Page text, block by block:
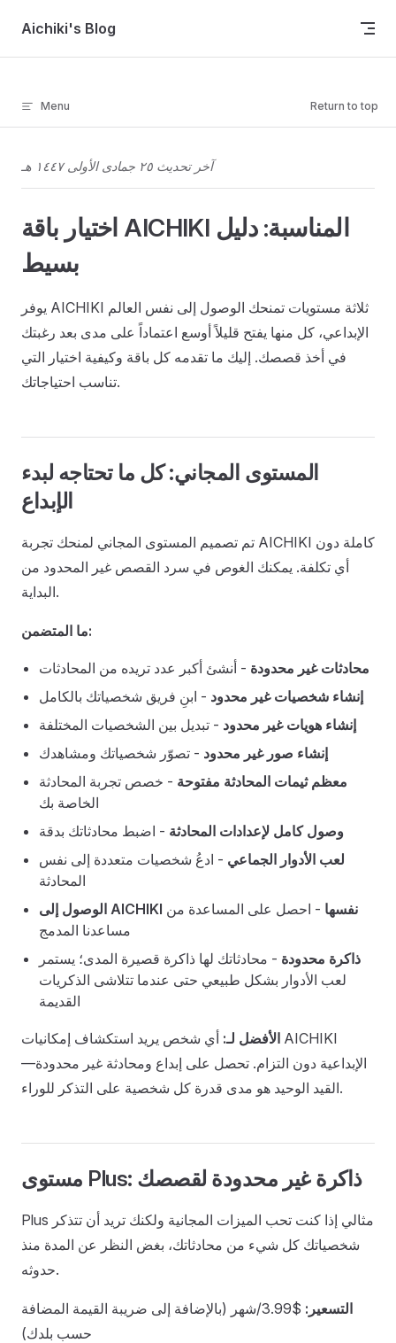
Skip to content
Aichiki's Blog
Menu Return to top
آخر تحديث ٢٥ جمادى الأولى ١٤٤٧ هـ
اختيار باقة AICHIKI المناسبة: دليل
بسيط
يوفر AICHIKI ثلاثة مستويات تمنحك الوصول إلى نفس العالم
الإبداعي، كل منها يفتح قليلاً أوسع اعتماداً على مدى بعد رغبتك
في أخذ قصصك. إليك ما تقدمه كل باقة وكيفية اختيار التي
تناسب احتياجاتك.
المستوى المجاني: كل ما تحتاجه لبدء
الإبداع
تم تصميم المستوى المجاني لمنحك تجربة AICHIKI كاملة دون
أي تكلفة. يمكنك الغوص في سرد القصص غير المحدود من
البداية.
ما المتضمن:
محادثات غير محدودة - أنشئ أكبر عدد تريده من المحادثات
إنشاء شخصيات غير محدود - ابنِ فريق شخصياتك بالكامل
إنشاء هويات غير محدود - تبديل بين الشخصيات المختلفة
إنشاء صور غير محدود - تصوّر شخصياتك ومشاهدك
معظم ثيمات المحادثة مفتوحة - خصص تجربة المحادثة
الخاصة بك
وصول كامل لإعدادات المحادثة - اضبط محادثاتك بدقة
لعب الأدوار الجماعي - ادعُ شخصيات متعددة إلى نفس
المحادثة
الوصول إلى AICHIKI نفسها - احصل على المساعدة من
مساعدنا المدمج
ذاكرة محدودة - محادثاتك لها ذاكرة قصيرة المدى؛ يستمر
لعب الأدوار بشكل طبيعي حتى عندما تتلاشى الذكريات
القديمة
الأفضل لـ: أي شخص يريد استكشاف إمكانيات AICHIKI
الإبداعية دون التزام. تحصل على إبداع ومحادثة غير محدودة—
القيد الوحيد هو مدى قدرة كل شخصية على التذكر للوراء.
مستوى Plus: ذاكرة غير محدودة لقصصك
Plus مثالي إذا كنت تحب الميزات المجانية ولكنك تريد أن تتذكر
شخصياتك كل شيء من محادثاتك، بغض النظر عن المدة منذ
حدوثه.
التسعير:
$3.99/شهر (بالإضافة إلى ضريبة القيمة المضافة
حسب بلدك)